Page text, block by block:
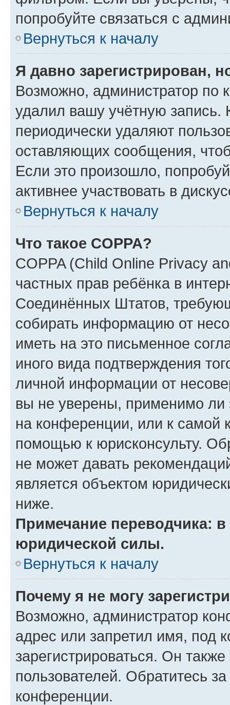
попробуйте связаться с
Вернуться к началу
Я давно зарегистрирован,
Возможно, администратор по
удалил вашу учётную запись.
периодически удаляют
оставляющих сообщения,
Если это произошло,
активнее участвовать в
Вернуться к началу
Что такое COPPA?
COPPA (Child Online Privacy
частных прав ребёнка в
Соединённых Штатов,
собирать информацию от
иметь на это письменное
иного вида подтверждения
личной информации от
вы не уверены, применимо ли
на конференции, или к самой
помощью к юрисконсульту.
не может давать
является объектом
ниже.
Примечание переводчика:
юридической силы.
Вернуться к началу
Почему я не могу
Возможно, администратор
адрес или запретил имя, под
зарегистрироваться. Он
пользователей. Обратитесь
конференции.